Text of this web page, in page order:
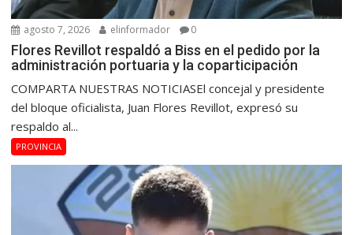
agosto 7, 2026 elinformador 0
Flores Revillot respaldó a Biss en el pedido por la
administración portuaria y la coparticipación
COMPARTA NUESTRAS NOTICIASEl concejal y presidente
del bloque oficialista, Juan Flores Revillot, expresó su
respaldo al...
PROVINCIA